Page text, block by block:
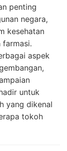
penting
negara,
kesehatan
farmasi.
aspek
untuk
yang dikenal
tokoh